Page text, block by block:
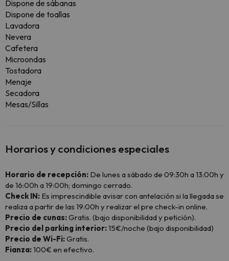
Dispone de sábanas
Dispone de toallas
Lavadora
Nevera
Cafetera
Microondas
Tostadora
Menaje
Secadora
Mesas/Sillas
Horarios y condiciones especiales
Horario de recepción: De lunes a sábado de 09:30h a 13:00h y
de 16:00h a 19:00h; domingo cerrado.
Check IN: Es imprescindible avisar con antelación si la llegada se
realiza a partir de las 19:00h y realizar el pre check-in online.
Precio de cunas:Gratis. (bajo disponibilidad y petición).
Precio del parking interior:15€/noche (bajo disponibilidad)
Precio de Wi-Fi:Gratis.
Fianza:100€ en efectivo.